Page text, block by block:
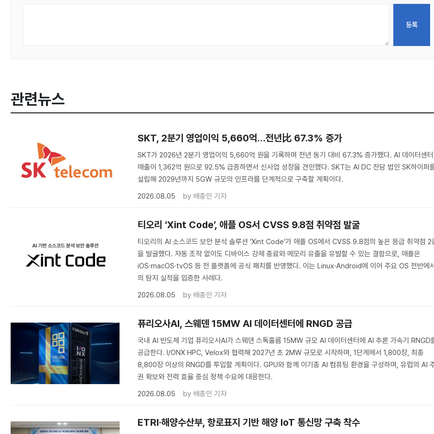
관련뉴스
SKT, 2분기 영업이익 5,660억…전년比 67.3% 증가
SKT가 2026년 2분기 영업이익 5,660억 원을 기록하며 전년 동기 대비 67.3% 증가했다. AI 데이터센터
매출이 1,362억 원으로 92.5% 급증하면서 신사업 성장을 견인했다. SKT는 AI DC 전담 법인 SK하이퍼
설립해 2029년까지 5GW 규모의 인프라를 단계적으로 구축할 계획이다.
2026.08.05
by 배종인 기자
티오리 ‘Xint Code’, 애플 OS서 CVSS 9.8점 취약점 발굴
티오리의 AI 소스코드 보안 분석 솔루션 ‘Xint Code’가 애플 OS에서 CVSS 9.8점의 높은 등급 취약점 2
을 발굴했다. 자동 조작 없이도 디바이스 강제 종료와 메모리 유출을 유발할 수 있는 결함으로, 애플은
iOS·macOS·tvOS 등 전 플랫폼에 공식 패치를 반영했다. 이는 Linux·Android에 이어 주요 OS 전반에
의 탐지 실적을 입증한 사례다.
2026.08.05
by 배종인 기자
퓨리오사AI, 스웨덴 15MW AI 데이터센터에 RNGD 공급
국내 AI 반도체 기업 퓨리오사AI가 스웨덴 스톡홀름 15MW 규모 AI 데이터센터에 AI 추론 가속기 RNGD
공급한다. I/ONX HPC, Velox와 협력해 2027년 초 2MW 규모로 시작하며, 1단계에서 1,800장, 최종
8,800장 이상의 RNGD를 투입할 계획이다. GPU와 함께 이기종 AI 컴퓨팅 환경을 구성하며, 유럽의 AI
권 확보와 전력 효율 중심 정책 수요에 대응한다.
2026.08.05
by 배종인 기자
ETRI·해양수산부, 항로표지 기반 해양 IoT 통신망 구축 착수